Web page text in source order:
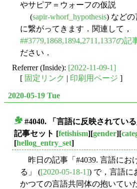
やサピア＝ウォーフの仮説
(sapir-whorf_hypothesis) など
に繋がってきます．関連して，
##3779,1868,1894,2711,1337の記
ださい．
Referrer (Inside): [2022-11-09-1]
[ 固定リンク | 印刷用ページ ]
2020-05-19 Tue
#4040. 「言語に反映されてい
記事セット [fetishism][gender][
[hellog_entry_set]
昨日の記事「#4039. 言語にお
る」 ([2020-05-18-1]) で，言語に
かつての言語共同体の抱いてい